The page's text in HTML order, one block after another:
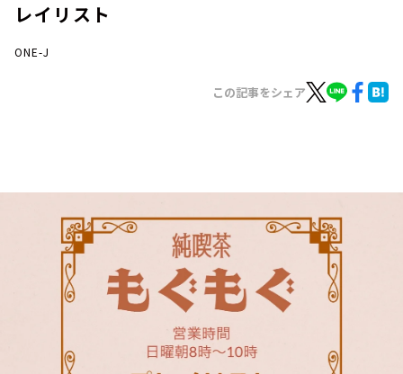
イベント・グッズ
YouTube
会社情報
レイリスト
ONE-J
この記事をシェア